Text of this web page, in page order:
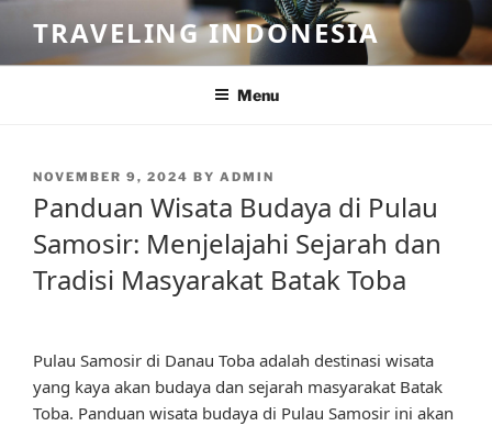
content
TRAVELING INDONESIA
Menu
POSTED
NOVEMBER 9, 2024 BY ADMIN
Panduan Wisata Budaya di Pulau
Samosir: Menjelajahi Sejarah dan
Tradisi Masyarakat Batak Toba
Pulau Samosir di Danau Toba adalah destinasi wisata
yang kaya akan budaya dan sejarah masyarakat Batak
Toba. Panduan wisata budaya di Pulau Samosir ini akan